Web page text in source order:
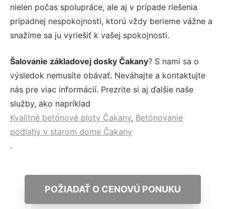
nielen počas spolupráce, ale aj v prípade riešenia
prípadnej nespokojnosti, ktorú vždy berieme vážne a
snažíme sa ju vyriešiť k vašej spokojnosti.
Šalovanie základovej dosky Čakany? S nami sa o
výsledok nemusíte obávať. Neváhajte a kontaktujte
nás pre viac informácií. Prezrite si aj ďalšie naše
služby, ako napríklad
Kvalitné betónové ploty Čakany, Betónovanie
podlahy v starom dome Čakany
.
POŽIADAŤ O CENOVÚ PONUKU